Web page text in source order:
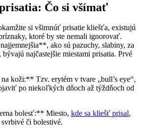
⁢Čo si všímať
si všimnúť prisatie kliešťa, existujú
ktoré ⁢by ste nemali ignorovať.
ako sú pazuchy, slabiny, za
najčastejšie ‍miestami prisatia. Prvé
koži:** Tzv.⁢ erytém ‍v tvare „bull’s eye“,‍
po niekoľkých dňoch až týždňoch od
bolesť:** Miesto, kde sa kliešť prisal,
či bolestivé.